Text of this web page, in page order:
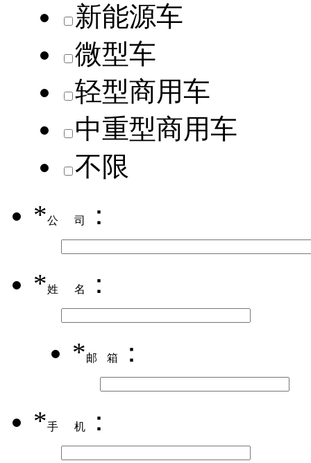
新能源车
微型车
轻型商用车
中重型商用车
不限
*公司 ：
*姓名 ：
*邮箱 ：
*手机 ：